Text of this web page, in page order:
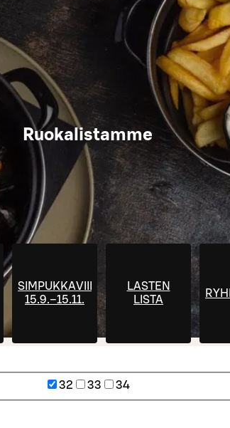
Ruokalistamme
SIMPUKKAVIIKOT
15.9.–15.11.
LASTEN
LISTA
32 33 34